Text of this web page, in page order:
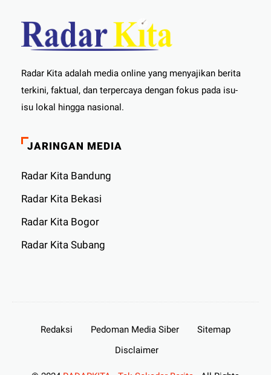
Radar Kita adalah media online yang menyajikan berita
terkini, faktual, dan terpercaya dengan fokus pada isu-
isu lokal hingga nasional.
JARINGAN MEDIA
Radar Kita Bandung
Radar Kita Bekasi
Radar Kita Bogor
Radar Kita Subang
Redaksi Pedoman Media Siber
Sitemap
Disclaimer